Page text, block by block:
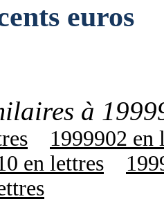
euros
à
1999902 en
en lettres